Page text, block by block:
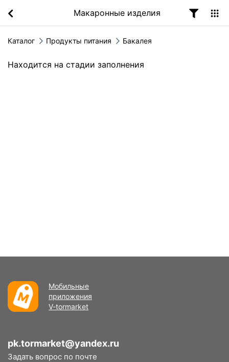
Макаронные изделия
Каталог Продукты питания Бакалея
Находится на стадии заполнения
Мобильные
приложения
V-tormarket
pk.tormarket@yandex.ru
Задать вопрос по почте